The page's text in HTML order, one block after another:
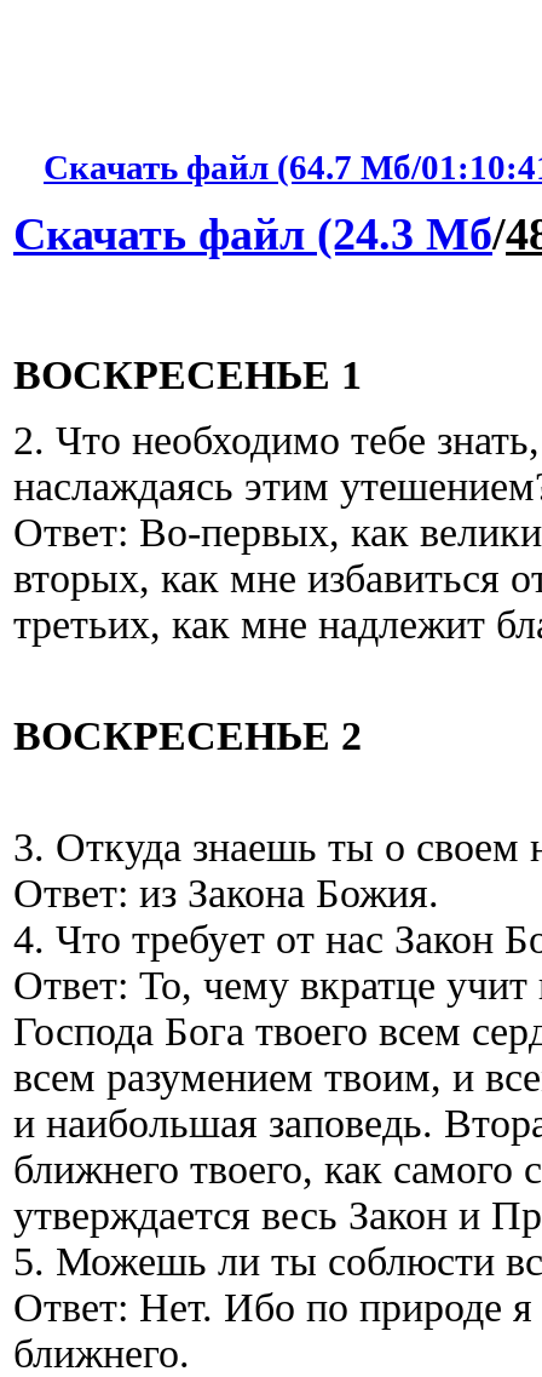
Скачать файл (64.7 Мб/
Скачать файл (24.3 Мб/
ВОСКРЕСЕНЬЕ 1
2. Что необходимо тебе
наслаждаясь этим
Ответ: Во-первых, как
вторых, как мне избавиться
третьих, как мне надлежит
ВОСКРЕСЕНЬЕ 2
3. Откуда знаешь ты о своем
Ответ: из Закона Божия.
4. Что требует от нас Закон
Ответ: То, чему вкратце
Господа Бога твоего всем
всем разумением твоим, и
и наибольшая заповедь.
ближнего твоего, как самого
утверждается весь Закон и
5. Можешь ли ты соблюсти
Ответ: Нет. Ибо по природе я
ближнего.